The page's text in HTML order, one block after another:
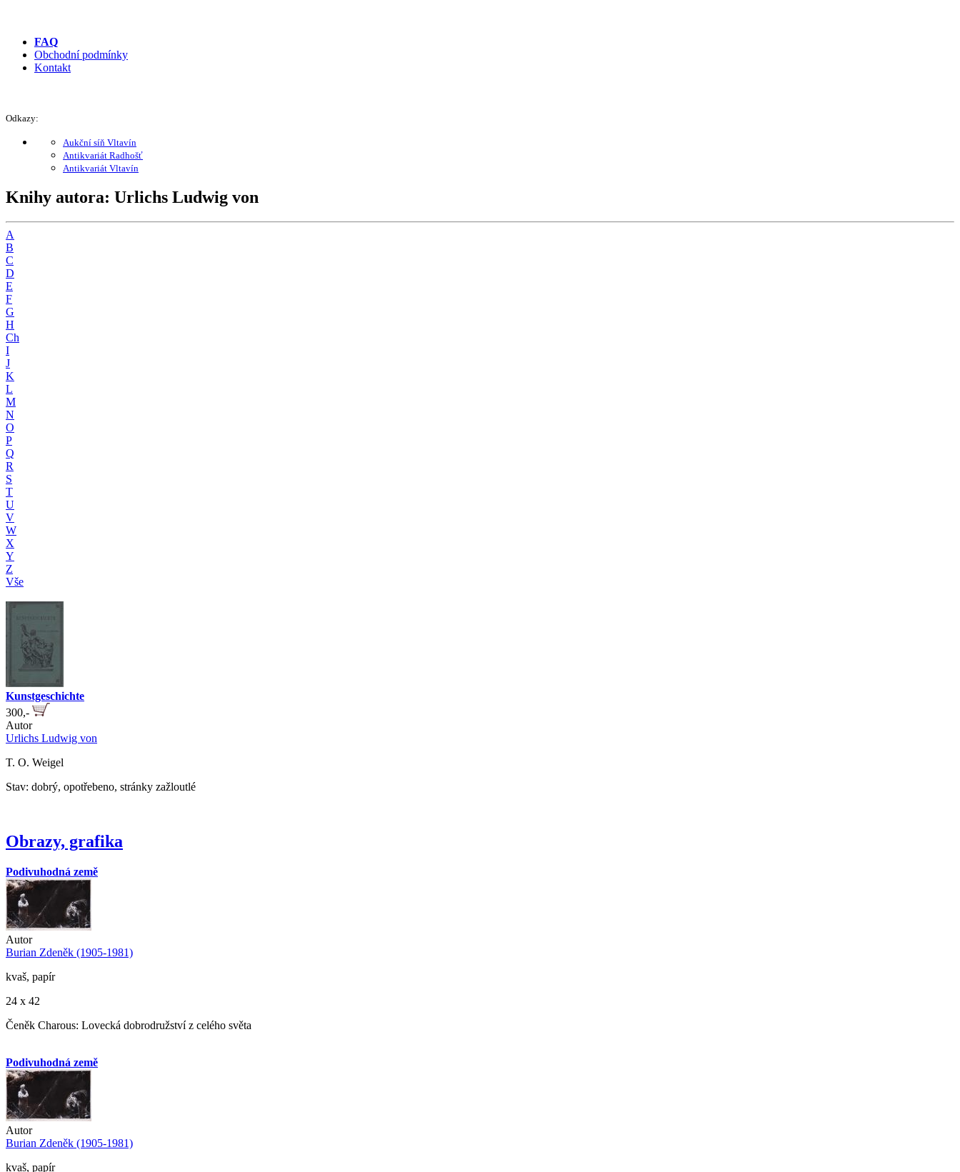
FAQ
Obchodní podmínky
Kontakt
Odkazy:
Aukční síň Vltavín
Antikvariát Radhošť
Antikvariát Vltavín
Knihy autora: Urlichs Ludwig von
A
B
C
D
E
F
G
H
Ch
I
J
K
L
M
N
O
P
Q
R
S
T
U
V
W
X
Y
Z
Vše
Kunstgeschichte
300,-
Autor
Urlichs Ludwig von
T. O. Weigel
Stav: dobrý, opotřebeno, stránky zažloutlé
Obrazy, grafika
Podivuhodná země
Autor
Burian Zdeněk (1905-1981)
kvaš, papír
24 x 42
Čeněk Charous: Lovecká dobrodružství z celého světa
Podivuhodná země
Autor
Burian Zdeněk (1905-1981)
kvaš, papír